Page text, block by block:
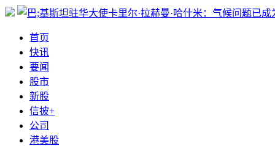
首页
快讯
要闻
股市
新股
信披+
公司
港美股